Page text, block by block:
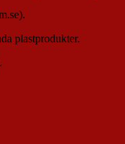
plastprodukter.